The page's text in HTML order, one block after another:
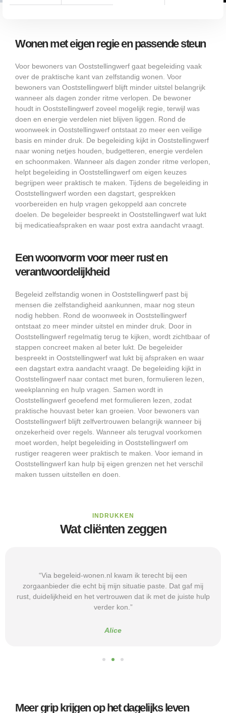
Wonen met eigen regie en passende steun
Voor bewoners van Ooststellingwerf gaat begeleiding vaak
over de praktische kant van zelfstandig wonen. Voor
bewoners van Ooststellingwerf blijft minder uitstel belangrijk
wanneer als dagen zonder ritme verlopen. De bewoner
houdt in Ooststellingwerf zoveel mogelijk regie, terwijl was
doen en energie verdelen niet blijven liggen. Rond de
woonweek in Ooststellingwerf ontstaat zo meer een veilige
basis en minder druk. De begeleiding kijkt in Ooststellingwerf
naar woning netjes houden, budgetteren, energie verdelen
en schoonmaken. Wanneer als dagen zonder ritme verlopen,
helpt begeleiding in Ooststellingwerf om eigen keuzes
begrijpen weer praktisch te maken. Tijdens de begeleiding in
Ooststellingwerf worden een dagstart, gesprekken
voorbereiden en hulp vragen gekoppeld aan concrete
doelen. De begeleider bespreekt in Ooststellingwerf wat lukt
bij medicatieafspraken en waar post extra aandacht vraagt.
Een woonvorm voor meer rust en
verantwoordelijkheid
Begeleid zelfstandig wonen in Ooststellingwerf past bij
mensen die zelfstandigheid aankunnen, maar nog steun
nodig hebben. Rond de woonweek in Ooststellingwerf
ontstaat zo meer minder uitstel en minder druk. Door in
Ooststellingwerf regelmatig terug te kijken, wordt zichtbaar of
stappen concreet maken al beter lukt. De begeleider
bespreekt in Ooststellingwerf wat lukt bij afspraken en waar
een dagstart extra aandacht vraagt. De begeleiding kijkt in
Ooststellingwerf naar contact met buren, formulieren lezen,
weekplanning en hulp vragen. Samen wordt in
Ooststellingwerf geoefend met formulieren lezen, zodat
praktische houvast beter kan groeien. Voor bewoners van
Ooststellingwerf blijft zelfvertrouwen belangrijk wanneer bij
onzekerheid over regels. Wanneer als terugval voorkomen
moet worden, helpt begeleiding in Ooststellingwerf om
rustiger reageren weer praktisch te maken. Voor iemand in
Ooststellingwerf kan hulp bij eigen grenzen net het verschil
maken tussen uitstellen en doen.
INDRUKKEN
Wat cliënten zeggen
“Via begeleid-wonen.nl kwam ik terecht bij een
zorgaanbieder die echt bij mijn situatie paste. Dat gaf mij
rust, duidelijkheid en het vertrouwen dat ik met de juiste hulp
verder kon.”
Alice
Meer grip krijgen op het dagelijks leven